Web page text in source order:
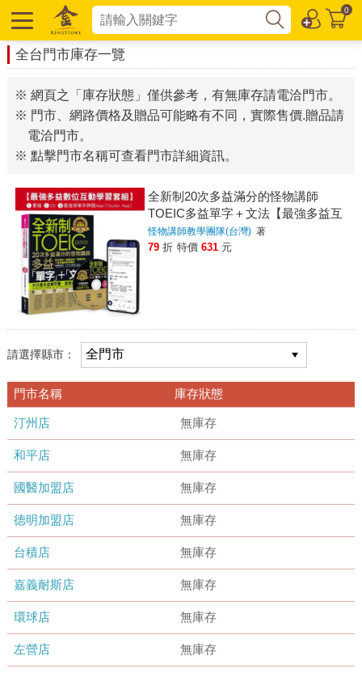
0
全台門市庫存一覽
※ 網頁之「庫存狀態」僅供參考，有無庫存請電洽門市。
※ 門市、網路價格及贈品可能略有不同，實際售價.贈品請
電洽門市。
※ 點擊門市名稱可查看門市詳細資訊。
全新制20次多益滿分的怪物講師
TOEIC多益單字＋文法【最強多益互
動學習套組】(Youtor App，
Ios/Android適用)【網路獨家套組】
怪物講師教學團隊(台灣) 著
79 折 特價 631 元
請選擇縣市：
門市名稱 庫存狀態
汀州店 無庫存
和平店 無庫存
國醫加盟店 無庫存
德明加盟店 無庫存
台積店 無庫存
嘉義耐斯店 無庫存
環球店 無庫存
左營店 無庫存